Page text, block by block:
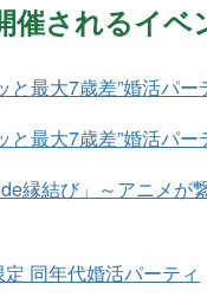
催されるイベ
最大7歳差”婚活パー
最大7歳差”婚活パー
縁結び」～アニメが
同年代婚活パーティ